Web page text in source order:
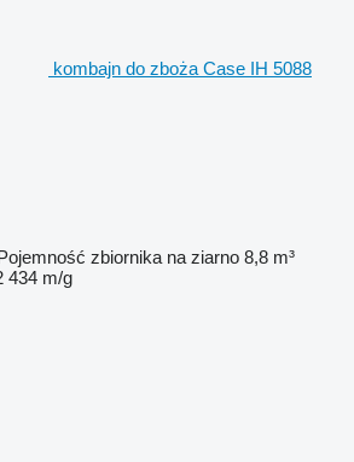
kombajn do zboża Case IH 5088
zbiornika na ziarno 8,8 m³
434 m/g